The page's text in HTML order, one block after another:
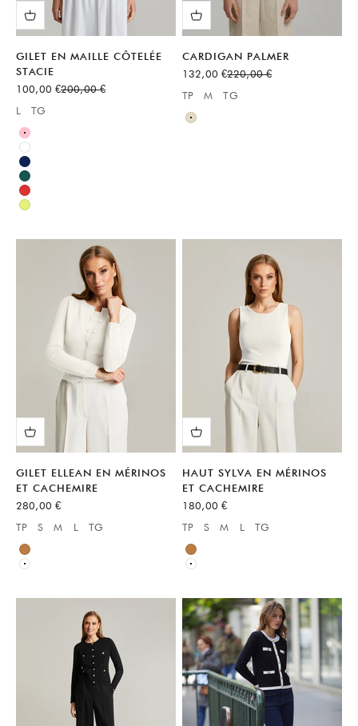
GILET EN MAILLE CÔTELÉE
STACIE
Prix de vente
100,00 €Prix normal
200,00 €
Available sizes:
L TG
Rose
Blanc
Bleu
Vert
Rouge
Vert
CARDIGAN PALMER
Prix de vente
132,00 €Prix normal
220,00 €
Available sizes:
TP M TG
Neutre
GILET ELLEAN EN MÉRINOS
ET CACHEMIRE
Prix de vente
280,00 €
Available sizes:
TP S M L TG
Neutre
Blanc
HAUT SYLVA EN MÉRINOS
ET CACHEMIRE
Prix de vente
180,00 €
Available sizes:
TP S M L TG
Marron
Blanc